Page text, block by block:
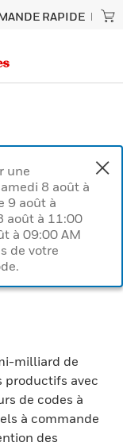
RAPIDE
une
8 août à
9 août à
août à 11:00
à 09:00 AM
de votre
milliard de
productifs avec
de codes à
à commande
des